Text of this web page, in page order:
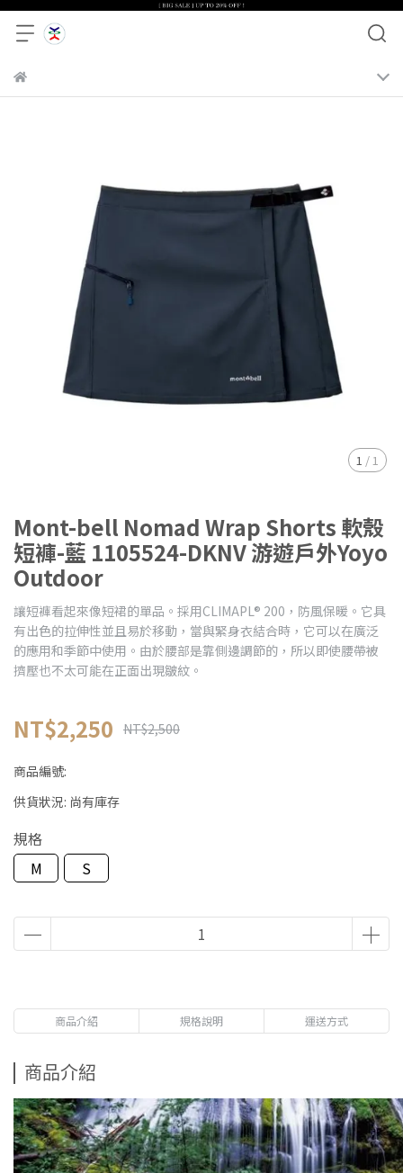
1 /1
Mont-bell Nomad Wrap Shorts 軟殼
短褲-藍 1105524-DKNV 游遊戶外Yoyo
Outdoor
讓短褲看起來像短裙的單品。採用CLIMAPL® 200，防風保暖。它具
有出色的拉伸性並且易於移動，當與緊身衣結合時，它可以在廣泛
的應用和季節中使用。由於腰部是靠側邊調節的，所以即使腰帶被
擠壓也不太可能在正面出現皺紋。
NT$2,250 NT$2,500
商品編號:
供貨狀況: 尚有庫存
規格
M
S
商品介紹 規格說明 運送方式
商品介紹